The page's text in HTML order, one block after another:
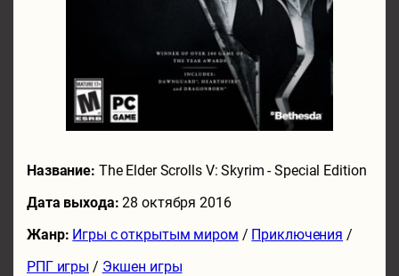
Название: The Elder Scrolls V: Skyrim - Special Edition
Дата выхода:28 октября 2016
Жанр: Игры с открытым миром / Приключения /
РПГ игры / Экшен игры